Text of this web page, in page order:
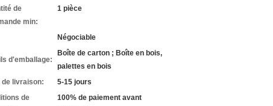
de
min:
1 pièce
Négociable
d'emballage:
Boîte de carton ; Boîte en bois,
palettes en bois
de livraison:
5-15 jours
de
100% de paiement avant